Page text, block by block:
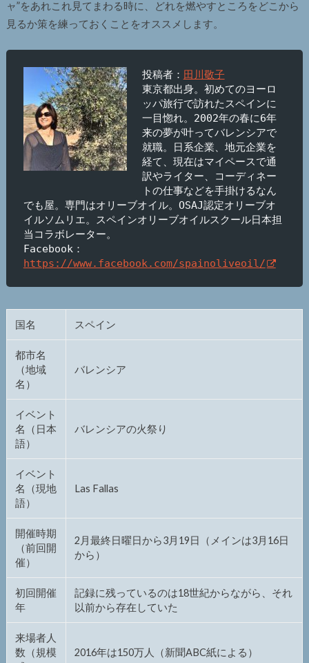
ャ”をあれこれ見てまわる時に、どれを燃やすところをどこから
見るか策を練っておくことをオススメします。
投稿者： 田川敬子
東京都出身。初めてのヨーロ
ッパ旅行で訪れたスペインに
一目惚れ。2002年の春に6年
来の夢が叶ってバレンシアで
就職。日系企業、地元企業を
経て、現在はマイペースで通
訳やライター、コーディネー
トの仕事などを手掛けるなん
でも屋。専門はオリーブオイル。OSAJ認定オリーブオ
イルソムリエ。スペインオリーブオイルスクール日本担
当コラボレーター。
Facebook：
https://www.facebook.com/spainoliveoil/
国名 スペイン
都市名
（地域
名）
バレンシア
イベント
名（日本
語）
バレンシアの火祭り
イベント
名（現地
語）
Las Fallas
開催時期
（前回開
催）
2月最終日曜日から3月19日（メインは3月16日
から）
初回開催
年
記録に残っているのは18世紀からながら、それ
以前から存在していた
来場者人
数（規模
2016年は150万人（新聞ABC紙による）